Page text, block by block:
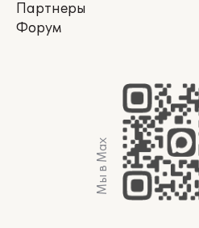
Партнеры
Форум
Мы в Max